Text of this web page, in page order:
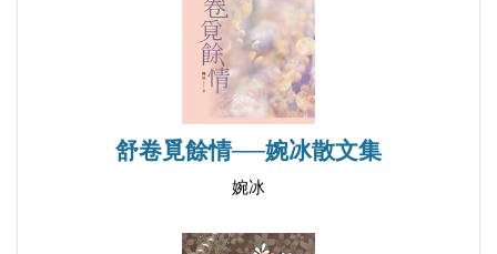
到即時的打擊，但也逐漸意識到主流文壇已難以容納
他，如沈寂所言：「自後，上海一些左傾的報紙開始
對他批評。他無動於衷，直至解放，輿論對他公開指
責。稱《風蕭蕭》歌頌特務。他也不辯論，知道自己
不可能再在上海逗留，上海也不會再允許他曾從事一
輩子的寫作，就捨別妻女，離開上海到香港。」 一
舒卷覓餘情──婉冰散文集
婉冰